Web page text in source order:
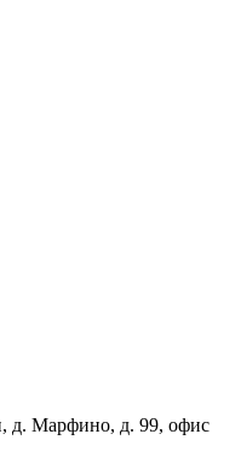
д. Марфино, д. 99, офис